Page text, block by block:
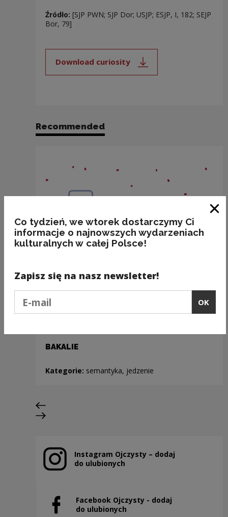
Źródło: [SJP PWN; SJP Dor; USJP; ESJP, I, 182; SEJP
Bor, 79]
Download curiosity
Note, the link will open in a new
Recommended
BAKALIE
Kategorie: semantyka, jedzenie
Previous slide
Next slide
Instagram Ojczysty – dodaj
do ulubionych
Note, the link will open in a new window
Facebook Ojczysty - dodaj
do ulubionych
Note, the link will open in a new window
Co tydzień, we wtorek dostarczymy Ci
informacje o najnowszych wydarzeniach
kulturalnych w całej Polsce!
Zapisz się na nasz newsletter!
OK